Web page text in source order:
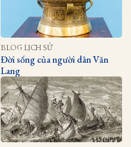
BLOG LỊCH SỬ
Đời sống của người dân Văn
Lang